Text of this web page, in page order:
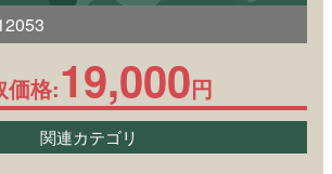
価格:19,000円
関連カテゴリ